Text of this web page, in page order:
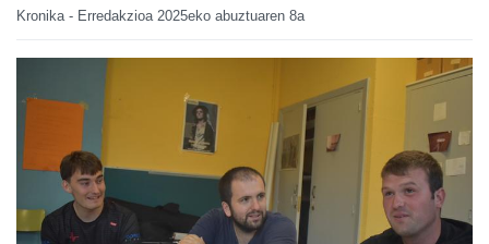
Kronika - Erredakzioa 2025eko abuztuaren 8a